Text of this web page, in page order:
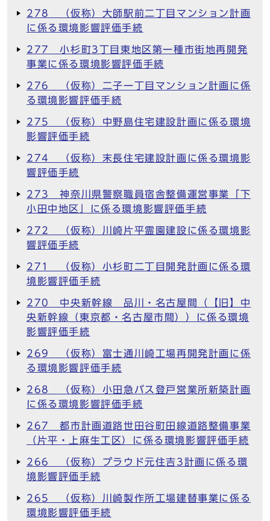
278 （仮称）大師駅前二丁目マンション計画
に係る環境影響評価手続
277 小杉町3丁目東地区第一種市街地再開発
事業に係る環境影響評価手続
276 （仮称）二子一丁目マンション計画に係
る環境影響評価手続
275 （仮称）中野島住宅建設計画に係る環境
影響評価手続
274 （仮称）末長住宅建設計画に係る環境影
響評価手続
273 神奈川県警察職員宿舎整備運営事業「下
小田中地区」に係る環境影響評価手続
272 （仮称）川崎片平霊園建設に係る環境影
響評価手続
271 （仮称）小杉町二丁目開発計画に係る環
境影響評価手続
270 中央新幹線 品川・名古屋間（【旧】中
央新幹線（東京都・名古屋市間））に係る環境
影響評価手続
269 （仮称）富士通川崎工場再開発計画に係
る環境影響評価手続
268 （仮称）小田急バス登戸営業所新築計画
に係る環境影響評価手続
267 都市計画道路世田谷町田線道路整備事業
（片平・上麻生工区）に係る環境影響評価手続
266 （仮称）プラウド元住吉3計画に係る環
境影響評価手続
265 （仮称）川崎製作所工場建替事業に係る
環境影響評価手続